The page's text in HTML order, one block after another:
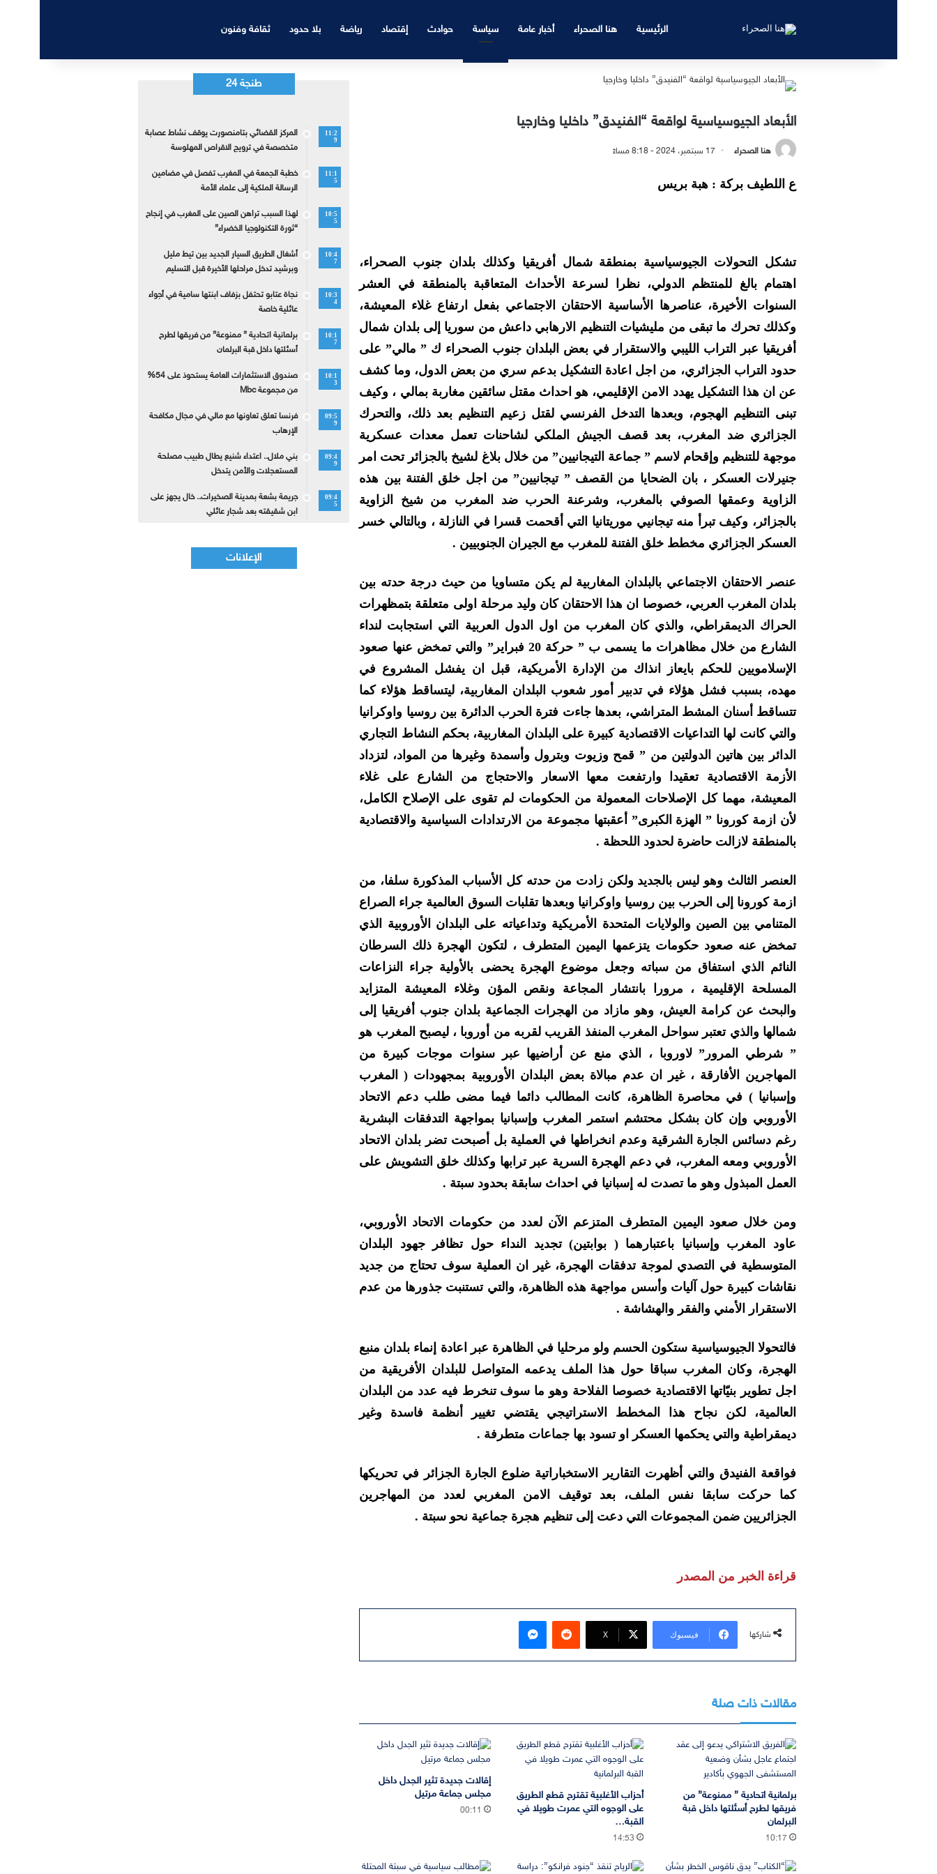
الرئيسية هنا الصحراء أخبار عامة سياسة حوادث إقتصاد رياضة بلا حدود ثقافة وفنون
الأبعاد الجيوسياسية لواقعة “الفنيدق” داخليا وخارجيا
هنا الصحراء 17 سبتمبر، 2024 - 8:18 مساءً
ع اللطيف بركة : هبة بريس
تشكل التحولات الجيوسياسية بمنطقة شمال أفريقيا وكذلك بلدان جنوب الصحراء،
اهتمام بالغ للمنتظم الدولي، نظرا لسرعة الأحداث المتعاقبة بالمنطقة في العشر
السنوات الأخيرة، عناصرها الأساسية الاحتقان الاجتماعي بفعل ارتفاع غلاء المعيشة،
وكذلك تحرك ما تبقى من مليشيات التنظيم الارهابي داعش من سوريا إلى بلدان شمال
أفريقيا عبر التراب الليبي والاستقرار في بعض البلدان جنوب الصحراء ك ” مالي” على
حدود التراب الجزائري، من اجل اعادة التشكيل بدعم سري من بعض الدول، وما كشف
عن ان هذا التشكيل يهدد الامن الإقليمي، هو احداث مقتل سائقين مغاربة بمالي ، وكيف
تبنى التنظيم الهجوم، وبعدها التدخل الفرنسي لقتل زعيم التنظيم بعد ذلك، والتحرك
الجزائري ضد المغرب، بعد قصف الجيش الملكي لشاحنات تعمل معدات عسكرية
موجهة للتنظيم وإقحام لاسم ” جماعة التيجانيين” من خلال بلاغ لشيخ بالجزائر تحت امر
جنيرلات العسكر ، بان الضحايا من القصف ” تيجانيين” من اجل خلق الفتنة بين هذه
الزاوية وعمقها الصوفي بالمغرب، وشرعنة الحرب ضد المغرب من شيخ الزاوية
بالجزائر، وكيف تبرأ منه تيجانيي موريتانيا التي أقحمت قسرا في النازلة ، وبالتالي خسر
العسكر الجزائري مخطط خلق الفتنة للمغرب مع الجيران الجنوبيين .
عنصر الاحتقان الاجتماعي بالبلدان المغاربية لم يكن متساويا من حيث درجة حدته بين
بلدان المغرب العربي، خصوصا ان هذا الاحتقان كان وليد مرحلة اولى متعلقة بتمظهرات
الحراك الديمقراطي، والذي كان المغرب من اول الدول العربية التي استجابت لنداء
الشارع من خلال مظاهرات ما يسمى ب ” حركة 20 فبراير” والتي تمخض عنها صعود
الإسلامويين للحكم بايعاز انذاك من الإدارة الأمريكية، قبل ان يفشل المشروع في
مهده، بسبب فشل هؤلاء في تدبير أمور شعوب البلدان المغاربية، ليتساقط هؤلاء كما
تتساقط أسنان المشط المتراشي، بعدها جاءت فترة الحرب الدائرة بين روسيا واوكرانيا
والتي كانت لها التداعيات الاقتصادية كبيرة على البلدان المغاربية، بحكم النشاط التجاري
الدائر بين هاتين الدولتين من ” قمح وزيوت وبترول وأسمدة وغيرها من المواد، لتزداد
الأزمة الاقتصادية تعقيدا وارتفعت معها الاسعار والاحتجاج من الشارع على غلاء
المعيشة، مهما كل الإصلاحات المعمولة من الحكومات لم تقوى على الإصلاح الكامل،
لأن ازمة كورونا ” الهزة الكبرى” أعقبتها مجموعة من الارتدادات السياسية والاقتصادية
بالمنطقة لازالت حاضرة لحدود اللحظة .
العنصر الثالث وهو ليس بالجديد ولكن زادت من حدته كل الأسباب المذكورة سلفا، من
ازمة كورونا إلى الحرب بين روسيا واوكرانيا وبعدها تقلبات السوق العالمية جراء الصراع
المتنامي بين الصين والولايات المتحدة الأمريكية وتداعياته على البلدان الأوروبية الذي
تمخض عنه صعود حكومات يتزعمها اليمين المتطرف ، لتكون الهجرة ذلك السرطان
النائم الذي استفاق من سباته وجعل موضوع الهجرة يحضى بالأولية جراء النزاعات
المسلحة الإقليمية ، مرورا بانتشار المجاعة ونقص المؤن وغلاء المعيشة المتزايد
والبحث عن كرامة العيش، وهو مازاد من الهجرات الجماعية بلدان جنوب أفريقيا إلى
شمالها والذي تعتبر سواحل المغرب المنفذ القريب لقربه من أوروبا ، ليصبح المغرب هو
” شرطي المرور” لاوروبا ، الذي منع عن أراضيها عبر سنوات موجات كبيرة من
المهاجرين الأفارقة ، غير ان عدم مبالاة بعض البلدان الأوروبية بمجهودات ( المغرب
وإسبانيا ) في محاصرة الظاهرة، كانت المطالب دائما فيما مضى طلب دعم الاتحاد
الأوروبي وإن كان بشكل محتشم استمر المغرب وإسبانيا بمواجهة التدفقات البشرية
رغم دسائس الجارة الشرقية وعدم انخراطها في العملية بل أصبحت تضر بلدان الاتحاد
الأوروبي ومعه المغرب، في دعم الهجرة السرية عبر ترابها وكذلك خلق التشويش على
العمل المبذول وهو ما تصدت له إسبانيا في احداث سابقة بحدود سبتة .
ومن خلال صعود اليمين المتطرف المتزعم الآن لعدد من حكومات الاتحاد الأوروبي،
عاود المغرب وإسبانيا باعتبارهما ( بوابتين) تجديد النداء حول تظافر جهود البلدان
المتوسطية في التصدي لموجة تدفقات الهجرة، غير ان العملية سوف تحتاج من جديد
نقاشات كبيرة حول آليات وأسس مواجهة هذه الظاهرة، والتي تستنبت جذورها من عدم
الاستقرار الأمني والفقر والهشاشة .
فالتحولا الجيوسياسية ستكون الحسم ولو مرحليا في الظاهرة عبر اعادة إنماء بلدان منبع
الهجرة، وكان المغرب سباقا حول هذا الملف يدعمه المتواصل للبلدان الأفريقية من
اجل تطوير بنيّاتها الاقتصادية خصوصا الفلاحة وهو ما سوف تنخرط فيه عدد من البلدان
العالمية، لكن نجاح هذا المخطط الاستراتيجي يقتضي تغيير أنظمة فاسدة وغير
ديمقراطية والتي يحكمها العسكر او تسود بها جماعات متطرفة .
فواقعة الفنيدق والتي أظهرت التقارير الاستخباراتية ضلوع الجارة الجزائر في تحريكها
كما حركت سابقا نفس الملف، بعد توقيف الامن المغربي لعدد من المهاجرين
الجزائريين ضمن المجموعات التي دعت إلى تنظيم هجرة جماعية نحو سبتة .
قراءة الخبر من المصدر
شاركها فيسبوك ‫X
ماسنجر
مقالات ذات صلة
برلمانية اتحادية ” ممنوعة” من
فريقها لطرح أسئلتها داخل قبة
البرلمان
10:17
أحزاب الأغلبية تقترح قطع الطريق
على الوجوه التي عمرت طويلا في
القبة…
14:53
إقالات جديدة تثير الجدل داخل
مجلس جماعة مرتيل
00:11
طنجة 24
11:2
9
المركز القضائي بتامنصورت يوقف نشاط عصابة
متخصصة في ترويج الاقراص المهلوسة
11:1
5
خطبة الجمعة في المغرب تفصل في مضامين
الرسالة الملكية إلى علماء الأمة
10:5
5
لهذا السبب تراهن الصين على المغرب في إنجاح
“ثورة التكنولوجيا الخضراء”
10:4
7
أشغال الطريق السيار الجديد بين تيط مليل
وبرشيد تدخل مراحلها الأخيرة قبل التسليم
10:3
4
نجاة عتابو تحتفل بزفاف ابنتها سامية في أجواء
عائلية خاصة
10:1
7
برلمانية اتحادية ” ممنوعة” من فريقها لطرح
أسئلتها داخل قبة البرلمان
10:1
3
صندوق الاستثمارات العامة يستحوذ على 54%
من مجموعة Mbc
09:5
9
فرنسا تعلق تعاونها مع مالي في مجال مكافحة
الإرهاب
09:4
9
بني ملال.. اعتداء شنيع يطال طبيب مصلحة
المستعجلات والأمن يتدخل
09:4
5
جريمة بشعة بمدينة الصخيرات.. خال يجهز على
ابن شقيقته بعد شجار عائلي
الإعلانات